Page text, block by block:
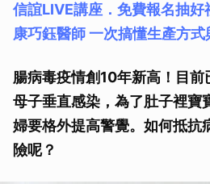
信誼LIVE講座．免費報名抽
康巧鈺醫師 一次搞懂生產方
腸病毒疫情創10年新高！目前
母子垂直感染，為了肚子裡寶
婦要格外提高警覺。如何抵抗
險呢？